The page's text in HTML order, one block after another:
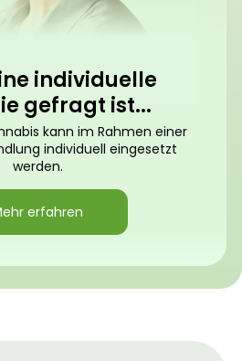
individuelle
gefragt ist...
kann im Rahmen einer
individuell eingesetzt
werden.
erfahren